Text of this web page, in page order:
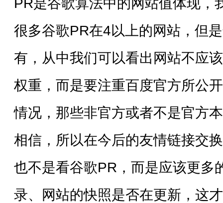
PR是谷歌算法中的网站值体现，
很多谷歌PR在4以上的网站，但
有，从中我们可以看出网站不应
权重，而是要注重百度官方所公
情况，那些非官方或者不是官方
相信，所以在今后的友情链接交
也不是看谷歌PR，而是应该更多
录、网站的快照是否在更新，这